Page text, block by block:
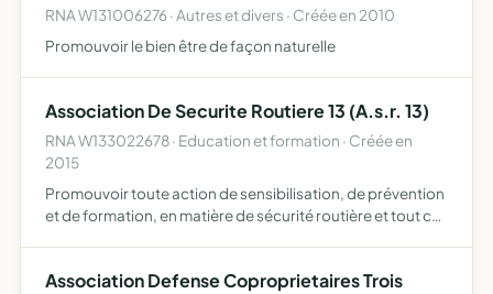
RNA W131006276 · Autres et divers · Créée en 2010
Promouvoir le bien être de façon naturelle
Association De Securite Routiere 13 (A.s.r. 13)
RNA W133022678 · Education et formation · Créée en
2015
Promouvoir toute action de sensibilisation, de prévention
et de formation, en matière de sécurité routière et tout ce
Association Defense Coproprietaires Trois